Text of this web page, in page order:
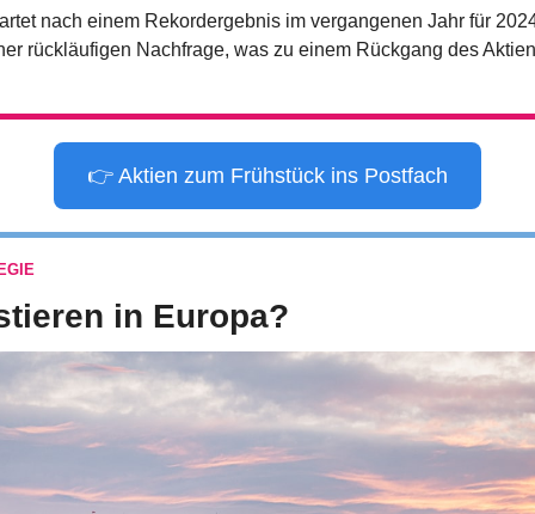
nach einem Rekordergebnis im vergangenen Jahr für
rückläufigen Nachfrage, was zu einem Rückgang des
👉 Aktien zum Frühstück ins Postfach
in Europa?